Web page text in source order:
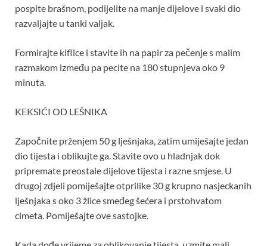
pospite brašnom, podijelite na manje dijelove i svaki dio
razvaljajte u tanki valjak.
Formirajte kiflice i stavite ih na papir za pečenje s malim
razmakom između pa pecite na 180 stupnjeva oko 9
minuta.
KEKSIĆI OD LEŠNIKA
Započnite prženjem 50 g lješnjaka, zatim umiješajte jedan
dio tijesta i oblikujte ga. Stavite ovo u hladnjak dok
pripremate preostale dijelove tijesta i razne smjese. U
drugoj zdjeli pomiješajte otprilike 30 g krupno nasjeckanih
lješnjaka s oko 3 žlice smeđeg šećera i prstohvatom
cimeta. Pomiješajte ove sastojke.